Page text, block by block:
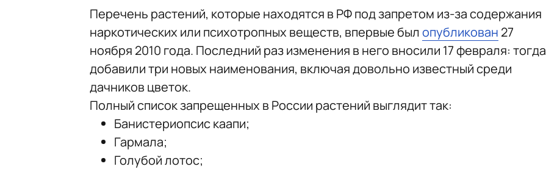
Перечень растений, которые находятся в РФ под запретом из-за содержания
наркотических или психотропных веществ, впервые былопубликован 27
ноября 2010 года. Последний раз изменения в него вносили 17 февраля: тогда
добавили три новых наименования, включая довольно известный среди
дачников цветок.
Полный список запрещенных в России растений выглядит так:
Банистериопсис каапи;
Гармала;
Голубой лотос;